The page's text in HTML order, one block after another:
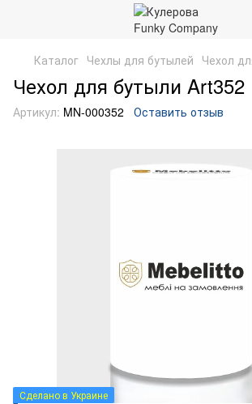
Каталог Чехлы для бутылей Чехол
Чехол для бутыли Art352
Артикул: MN-000352 Оставить отзыв
Сделано в Украине